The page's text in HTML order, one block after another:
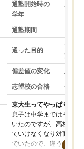
通塾開始時の
学年
高3
通塾期間 4ヵ月
通った目的
大学
対策
偏差値の変化 上が
志望校の合格 合格
東大生ってやっぱりすご
息子は中学まではそこそ
いたのですが、高校に入
ていけなくなり対面の塾
でいたので、違うアプロ